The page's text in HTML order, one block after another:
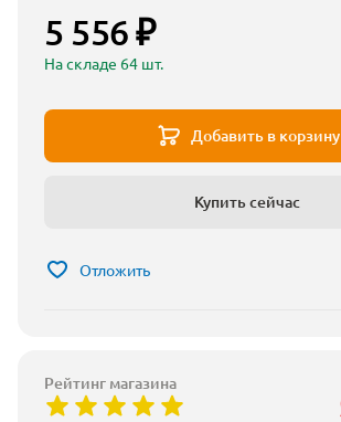
5 556 ₽
На складе 64 шт.
Добавить в корзину
Купить сейчас
Отложить
Рейтинг магазина